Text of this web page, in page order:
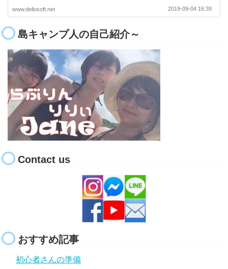
www.dellosoft.net 2019-09-04 16:39
島キャンプ人の自己紹介～
Contact us
おすすめ記事
初心者さんの準備